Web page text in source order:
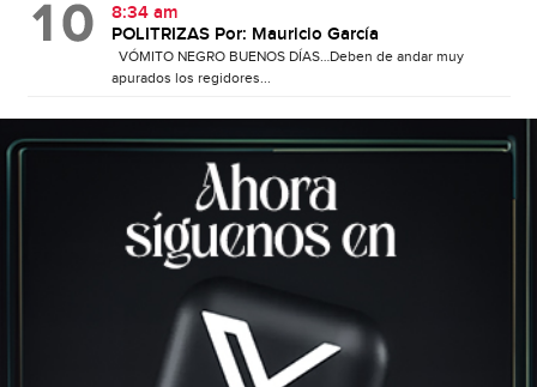
8:34 am
POLITRIZAS Por: Mauricio García
VÓMITO NEGRO BUENOS DÍAS…Deben de andar muy
apurados los regidores...